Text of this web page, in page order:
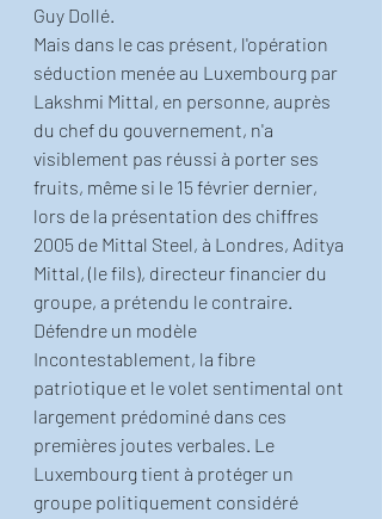
Guy Dollé.
Mais dans le cas présent, l'opération
séduction menée au Luxembourg par
Lakshmi Mittal, en personne, auprès
du chef du gouvernement, n'a
visiblement pas réussi à porter ses
fruits, même si le 15 février dernier,
lors de la présentation des chiffres
2005 de Mittal Steel, à Londres, Aditya
Mittal, (le fils), directeur financier du
groupe, a prétendu le contraire.
Défendre un modèle
Incontestablement, la fibre
patriotique et le volet sentimental ont
largement prédominé dans ces
premières joutes verbales. Le
Luxembourg tient à protéger un
groupe politiquement considéré